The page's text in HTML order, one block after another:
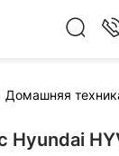
Домашняя
Hyundai